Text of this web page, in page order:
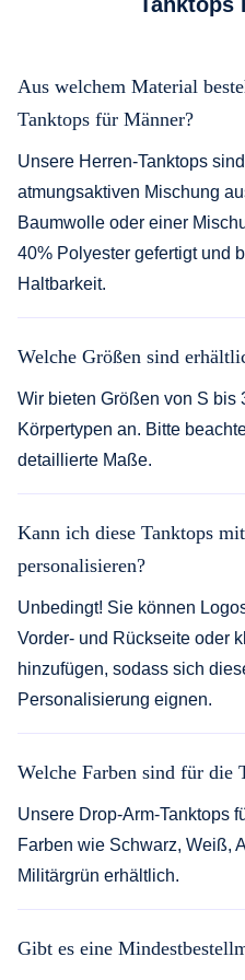
Aus welchem Material
Tanktops für Männer?
Unsere Herren-Tanktops
atmungsaktiven Mischung
Baumwolle oder einer
40% Polyester gefertigt und
Haltbarkeit.
Welche Größen sind
Wir bieten Größen von S bis
Körpertypen an. Bitte
detaillierte Maße.
Kann ich diese Tanktops
personalisieren?
Unbedingt! Sie können
Vorder- und Rückseite oder
hinzufügen, sodass sich
Personalisierung eignen.
Welche Farben sind für die
Unsere Drop-Arm-Tanktops
Farben wie Schwarz, Weiß,
Militärgrün erhältlich.
Gibt es eine